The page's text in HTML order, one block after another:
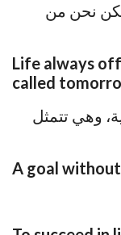
نحن من
Life always
called
وهي تتمثل
A goal without